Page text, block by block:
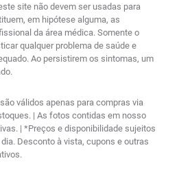
site não devem ser usadas para
em hipótese alguma, as
da área médica. Somente o
qualquer problema de saúde e
Ao persistirem os sintomas, um
válidos apenas para compras via
| As fotos contidas em nosso
| *Preços e disponibilidade sujeitos
Desconto à vista, cupons e outras